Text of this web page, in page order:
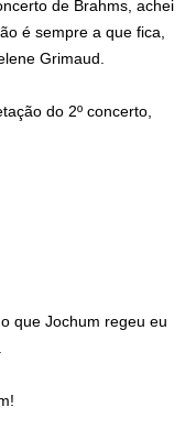
de Brahms, achei
é sempre a que fica,
Grimaud.
do 2º concerto,
que Jochum regeu eu